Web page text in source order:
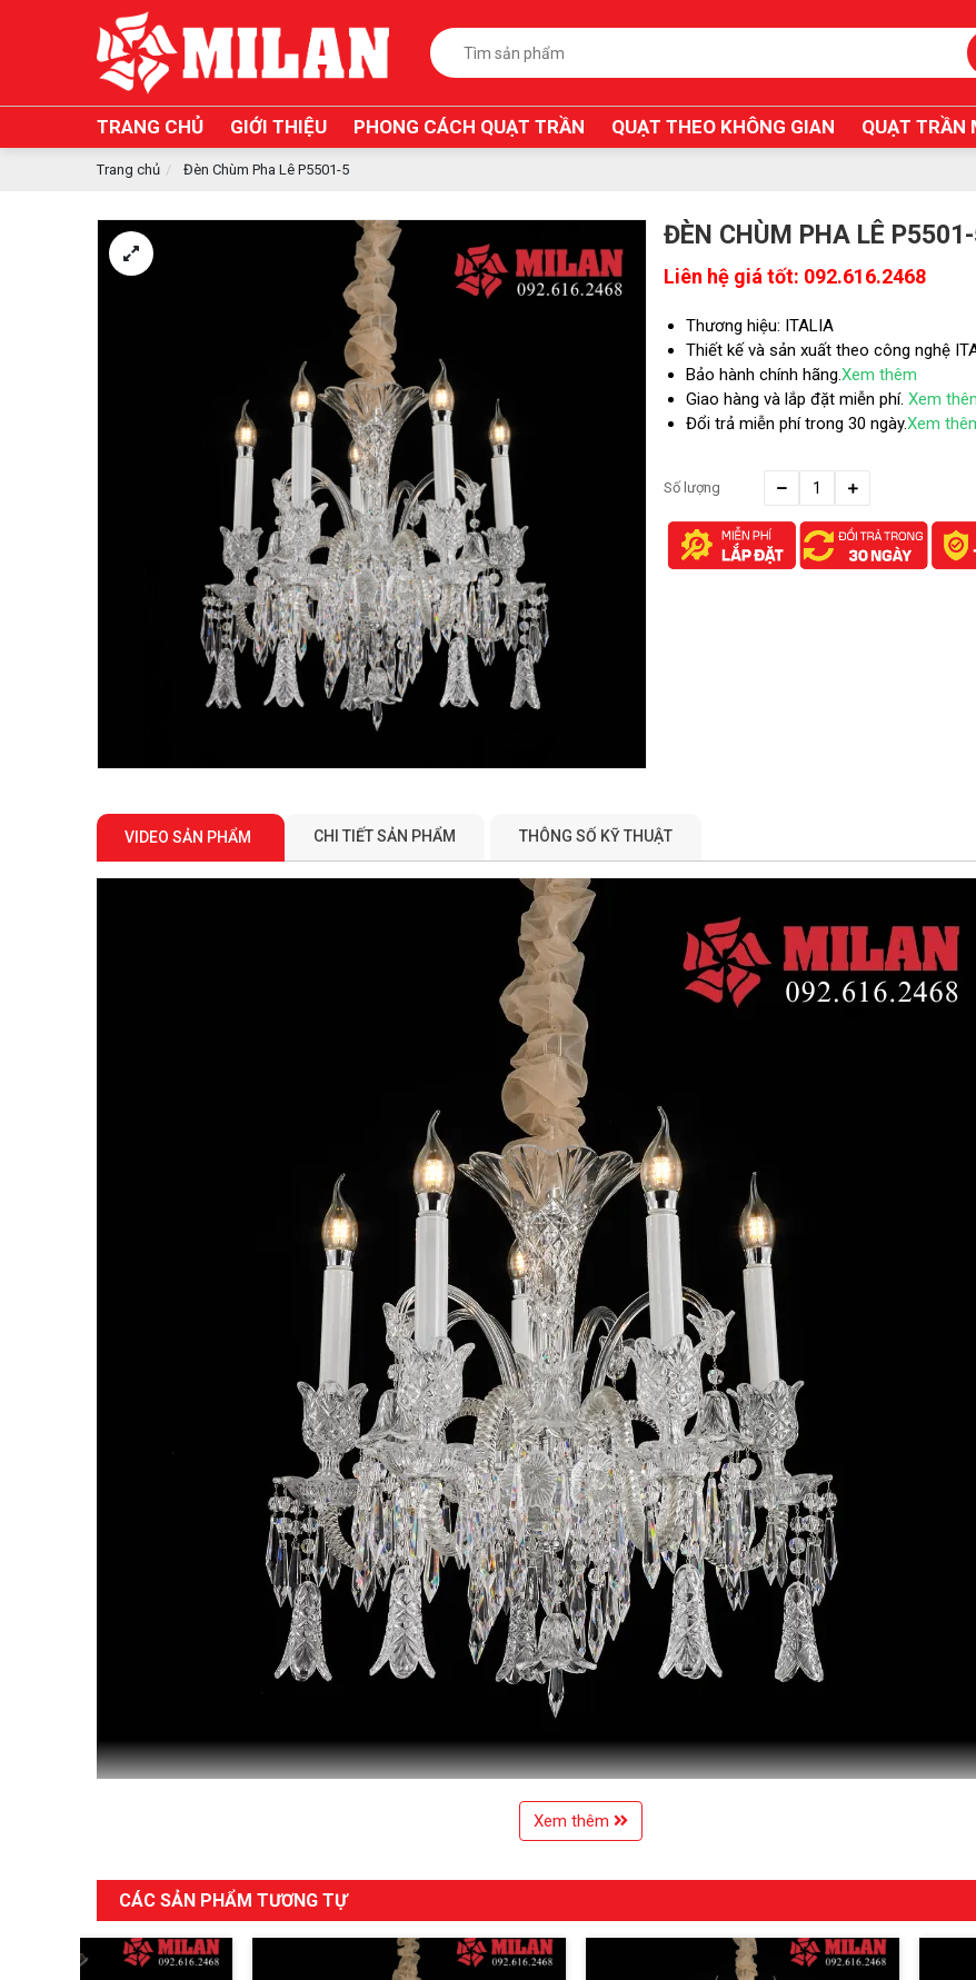
TRANG CHỦ GIỚI THIỆU PHONG CÁCH QUẠT TRẦN QUẠT THEO KHÔNG GIAN QUẠT TRẦN
Trang chủ Đèn Chùm Pha Lê P5501-5
ĐÈN CHÙM PHA LÊ
Liên hệ giá tốt: 092.616.2468
Thương hiệu: ITALIA
Thiết kế và sản xuất theo công nghệ
Bảo hành chính hãng.Xem thêm
Giao hàng và lắp đặt miễn phí. Xem
Đổi trả miễn phí trong 30 ngày.Xem
Số lượng
VIDEO SẢN PHẨM CHI TIẾT SẢN PHẨM THÔNG SỐ KỸ THUẬT
Xem thêm
CÁC SẢN PHẨM TƯƠNG TỰ